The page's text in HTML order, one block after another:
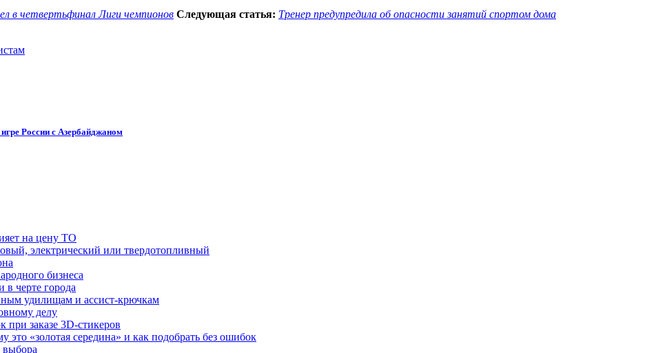
в четвертьфинал Лиги чемпионов Следующая статья: Тренер предупредила об опасности занятий спортом дома
России с Азербайджаном
на цену ТО
электрический или твердотопливный
бизнеса
черте города
удилищам и ассист-крючкам
делу
при заказе 3D-стикеров
это «золотая середина» и как подобрать без ошибок
выбора